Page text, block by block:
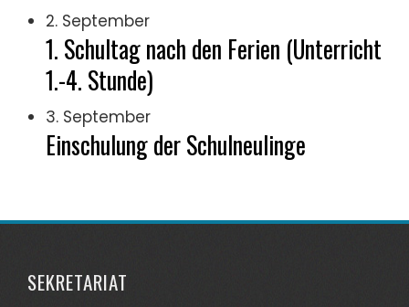
2. September
1. Schultag nach den Ferien (Unterricht
1.-4. Stunde)
3. September
Einschulung der Schulneulinge
SEKRETARIAT